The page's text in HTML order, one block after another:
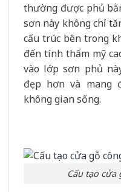
thường được phủ
sơn này không chỉ
cấu trúc bên trong
đến tính thẩm mỹ
vào lớp sơn phủ
đẹp hơn và mang
không gian sống.
Cấu tạo cửa